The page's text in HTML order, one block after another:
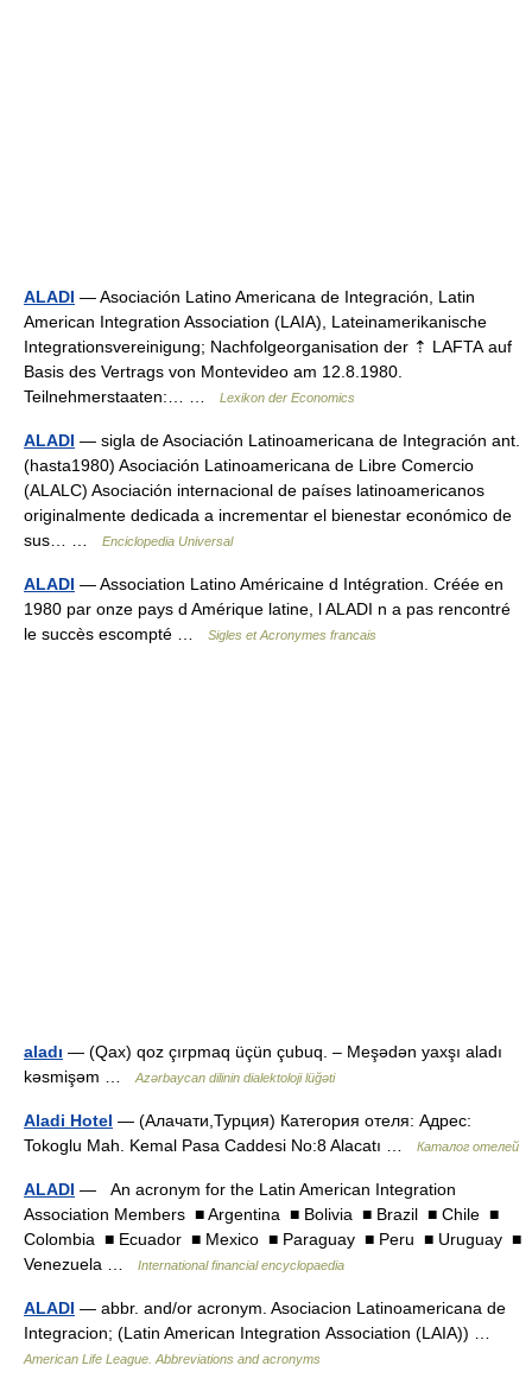
ALADI — Asociación Latino Americana de Integración, Latin
American Integration Association (LAIA), Lateinamerikanische
Integrationsvereinigung; Nachfolgeorganisation der ⇡ LAFTA auf
Basis des Vertrags von Montevideo am 12.8.1980.
Teilnehmerstaaten:… …
Lexikon der Economics
ALADI — sigla de Asociación Latinoamericana de Integración ant.
(hasta1980) Asociación Latinoamericana de Libre Comercio
(ALALC) Asociación internacional de países latinoamericanos
originalmente dedicada a incrementar el bienestar económico de
sus… …
Enciclopedia Universal
ALADI — Association Latino Américaine d Intégration. Créée en
1980 par onze pays d Amérique latine, l ALADI n a pas rencontré
le succès escompté …
Sigles et Acronymes francais
aladı — (Qax) qoz çırpmaq üçün çubuq. – Meşədən yaxşı aladı
kəsmişəm …
Azərbaycan dilinin dialektoloji lüğəti
Aladi Hotel — (Алачати,Турция) Категория отеля: Адрес:
Tokoglu Mah. Kemal Pasa Caddesi No:8 Alacatı …
Каталог отелей
ALADI — An acronym for the Latin American Integration
Association Members ■ Argentina ■ Bolivia ■ Brazil ■ Chile ■
Colombia ■ Ecuador ■ Mexico ■ Paraguay ■ Peru ■ Uruguay ■
Venezuela …
International financial encyclopaedia
ALADI — abbr. and/or acronym. Asociacion Latinoamericana de
Integracion; (Latin American Integration Association (LAIA)) …
American Life League. Abbreviations and acronyms